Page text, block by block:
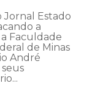
Jornal Estado
a
Faculdade
de Minas
André